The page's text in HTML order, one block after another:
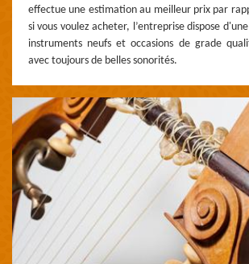
effectue une estimation au meilleur prix par
si vous voulez acheter, l’entreprise dispose
instruments neufs et occasions de grade
avec toujours de belles sonorités.